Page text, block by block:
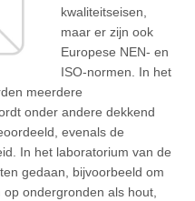
kwaliteitseisen,
maar er zijn ook
Europese NEN- en
ISO-normen. In het
meerdere
onder andere dekkend
evenals de
In het laboratorium van de
gedaan, bijvoorbeeld om
ondergronden als hout,